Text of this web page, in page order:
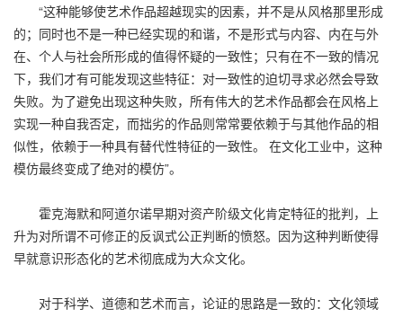
“这种能够使艺术作品超越现实的因素，并不是从风格那里形成
的；同时也不是一种已经实现的和谐，不是形式与内容、内在与外
在、个人与社会所形成的值得怀疑的一致性；只有在不一致的情况
下，我们才有可能发现这些特征：对一致性的迫切寻求必然会导致
失败。为了避免出现这种失败，所有伟大的艺术作品都会在风格上
实现一种自我否定，而拙劣的作品则常常要依赖于与其他作品的相
似性，依赖于一种具有替代性特征的一致性。 在文化工业中，这种
模仿最终变成了绝对的模仿”。
霍克海默和阿道尔诺早期对资产阶级文化肯定特征的批判，上
升为对所谓不可修正的反讽式公正判断的愤怒。因为这种判断使得
早就意识形态化的艺术彻底成为大众文化。
对于科学、道德和艺术而言，论证的思路是一致的：文化领域